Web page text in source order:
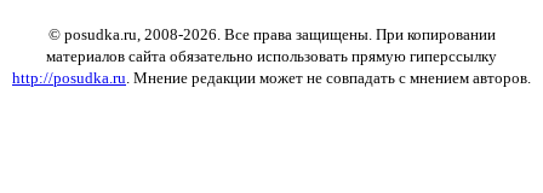
© posudka.ru, 2008-2026. Все права защищены. При копировании
материалов сайта обязательно использовать прямую гиперссылку
http://posudka.ru. Мнение редакции может не совпадать с мнением авторов.